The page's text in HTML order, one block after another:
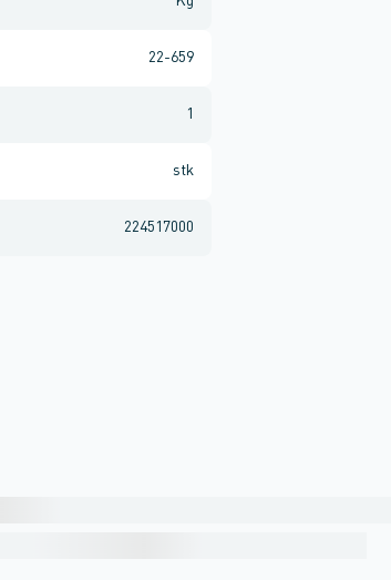
22-659
1
stk
224517000